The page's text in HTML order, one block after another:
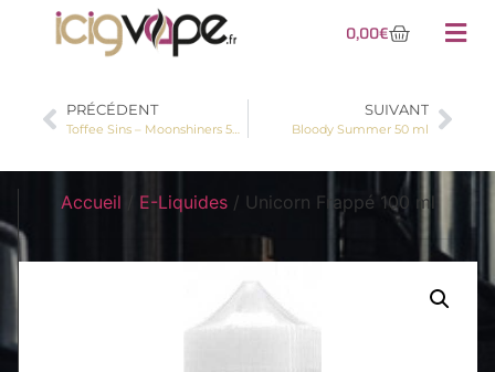
0,00€
PRÉCÉDENT
Toffee Sins – Moonshiners 50 ml
SUIVANT
Bloody Summer 50 ml
Accueil E-Liquides / Unicorn Frappé 100 ml